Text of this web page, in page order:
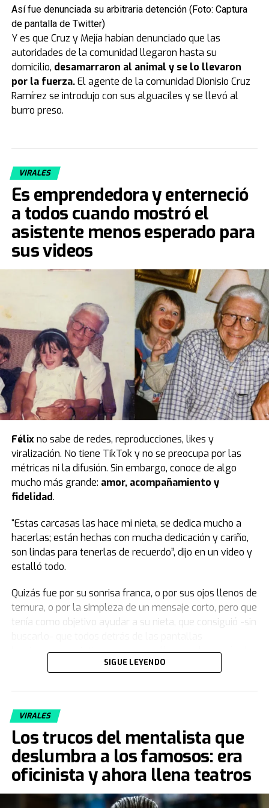
Así fue denunciada su arbitraria detención (Foto: Captura
de pantalla de Twitter)
Y es que Cruz y Mejía habían denunciado que las
autoridades de la comunidad llegaron hasta su
domicilio, desamarraron al animal y se lo llevaron
por la fuerza.El agente de la comunidad Dionisio Cruz
Ramírez se introdujo con sus alguaciles y se llevó al
burro preso.
VIRALES
Es emprendedora y enterneció
a todos cuando mostró el
asistente menos esperado para
sus videos
Félixno sabe de redes, reproducciones, likes y
viralización. No tiene TikTok y no se preocupa por las
métricas ni la difusión. Sin embargo, conoce de algo
mucho más grande: amor, acompañamiento y
fidelidad.
“Estas carcasas las hace mi nieta, se dedica mucho a
hacerlas; están hechas con mucha dedicación y cariño,
son lindas para tenerlas de recuerdo”, dijo en un video y
estalló todo.
Quizás fue por su sonrisa franca, o por sus ojos llenos de
ternura, o por la simpleza de un mensaje corto, pero que
tenía como objetivo ayudar a su nieta, que consiguió -sin
lagrimearan y sintieran ese cosquilleo en el corazón de
eso que no termina de explicarse con palabras.
Camila quiso sacarlo de un mal momento, le pidió que le
encendió la cámara sin saber que iba a llevarse para
siempreun recuerdo invaluable.
La historia de Félix y Camila
Cuando volvía del colegio, los fines de semana y
escapando de los retos y obligaciones de papá y mamá,
SIGUE LEYENDO
VIRALES
Los trucos del mentalista que
deslumbra a los famosos: era
oficinista y ahora llena teatros